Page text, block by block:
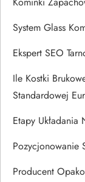
System Glass
Ekspert SEO
Ile Kostki
Standardowej
Etapy
Pozycjonowanie
Producent